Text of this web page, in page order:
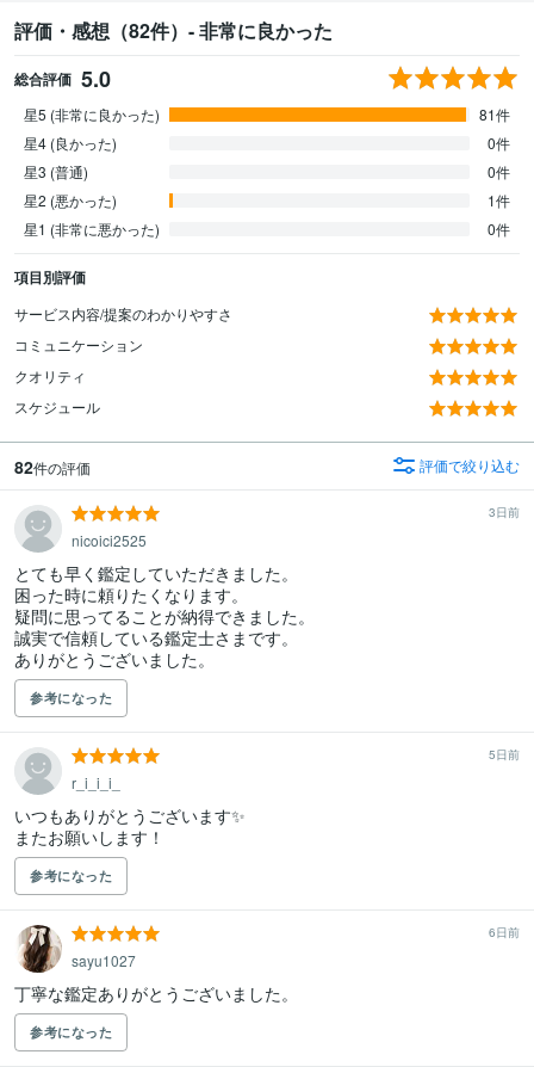
評価・感想（82件）- 非常に良かった
総合評価 5.0
星5 (非常に良かった)
81件
星4 (良かった)
0件
星3 (普通)
0件
星2 (悪かった)
1件
星1 (非常に悪かった)
0件
項目別評価
サービス内容/提案のわかりやすさ
コミュニケーション
クオリティ
スケジュール
82件の評価 評価で絞り込む
3日前
nicoici2525
とても早く鑑定していただきました。
困った時に頼りたくなります。
疑問に思ってることが納得できました。
誠実で信頼している鑑定士さまです。
ありがとうございました。
参考になった
5日前
r_i_i_i_
いつもありがとうございます✨
またお願いします！
参考になった
6日前
sayu1027
丁寧な鑑定ありがとうございました。
参考になった